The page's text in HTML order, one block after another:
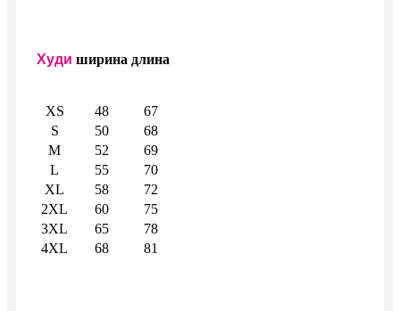
Худи ширина длина
XS 48
67
S
50
68
M
52
69
L
55
70
XL
58
72
2XL
60
75
3XL
65
78
4XL
68 81